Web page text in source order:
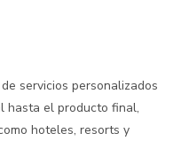
servicios personalizados
hasta el producto final,
hoteles, resorts y